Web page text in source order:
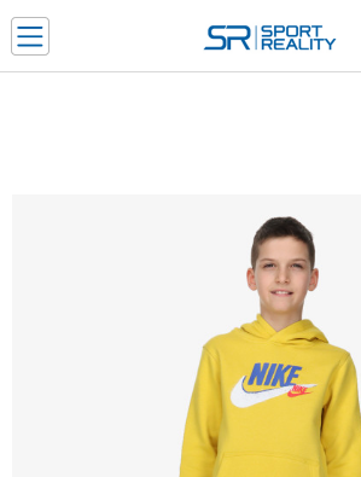
ДОЗНАЈ ПОВЕЌЕ
Ценовник
ДОЗНАЈ ПОВЕЌЕ